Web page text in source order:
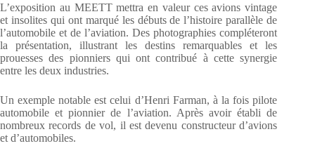
L’exposition au MEETT mettra en valeur ces avions vintage
et insolites qui ont marqué les débuts de l’histoire parallèle de
l’automobile et de l’aviation. Des photographies compléteront
la présentation, illustrant les destins remarquables et les
prouesses des pionniers qui ont contribué à cette synergie
entre les deux industries.
Un exemple notable est celui d’Henri Farman, à la fois pilote
automobile et pionnier de l’aviation. Après avoir établi de
nombreux records de vol, il est devenu constructeur d’avions
et d’automobiles.